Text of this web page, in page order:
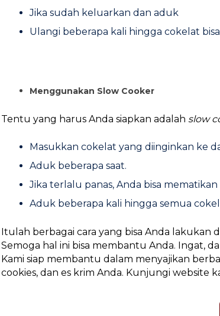
Jika sudah keluarkan dan aduk
Ulangi beberapa kali hingga cokelat
Menggunakan Slow Cooker
Tentu yang harus Anda siapkan adalah slow
Masukkan cokelat yang diinginkan ke
Aduk beberapa saat.
Jika terlalu panas, Anda bisa mematikan
Aduk beberapa kali hingga semua
Itulah berbagai cara yang bisa Anda
Semoga hal ini bisa membantu Anda. Ingat,
Kami siap membantu dalam menyajikan
cookies, dan es krim Anda. Kunjungi website